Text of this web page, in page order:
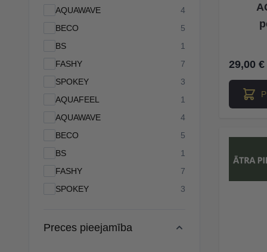
AQUAWAVE
4
BECO
5
BS
1
FASHY
7 products available
SPOKEY
3 products available
AQUAFEEL
1
products available
AQUAWAVE
4
BECO
5
BS
1
FASHY
7
SPOKEY
3
Preces pieejamība
29,00 €